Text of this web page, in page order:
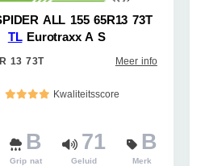
ALL 155 65R13 73T
TLEurotraxx A S
13 73T Meer info
Kwaliteitsscore
B
Grip nat
71
Geluid
B
Merk